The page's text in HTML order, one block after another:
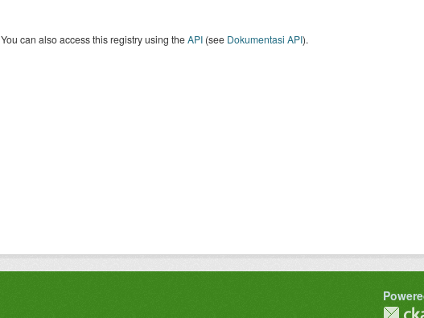
You can also access this registry using theAPI(see Dokumentasi API).